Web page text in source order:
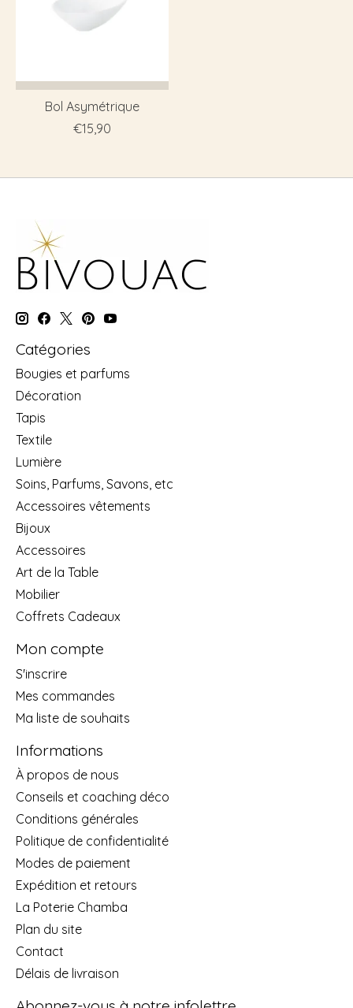
Bol Asymétrique
€15,90
Catégories
Bougies et parfums
Décoration
Tapis
Textile
Lumière
Soins, Parfums, Savons, etc
Accessoires vêtements
Bijoux
Accessoires
Art de la Table
Mobilier
Coffrets Cadeaux
Mon compte
S'inscrire
Mes commandes
Ma liste de souhaits
Informations
À propos de nous
Conseils et coaching déco
Conditions générales
Politique de confidentialité
Modes de paiement
Expédition et retours
La Poterie Chamba
Plan du site
Contact
Délais de livraison